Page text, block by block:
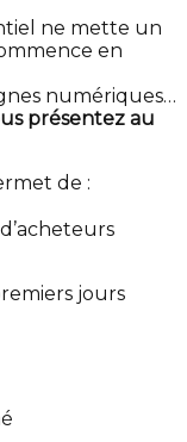
ne mette un
en
numériques…
présentez au
de :
jours